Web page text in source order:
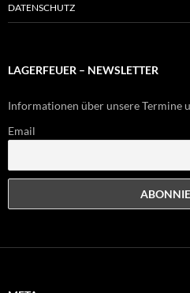
DATENSCHUTZ
LAGERFEUER – NEWSLETTER
Informationen über unsere Termine
Email